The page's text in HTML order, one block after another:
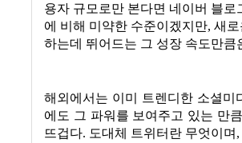
용자 규모로만 본다면 네이버 블
에 비해 미약한 수준이겠지만, 새
하는데 뛰어드는 그 성장 속도만
해외에서는 이미 트렌디한 소셜
에도 그 파워를 보여주고 있는 만큼
뜨겁다. 도대체 트위터란 무엇이며 ,